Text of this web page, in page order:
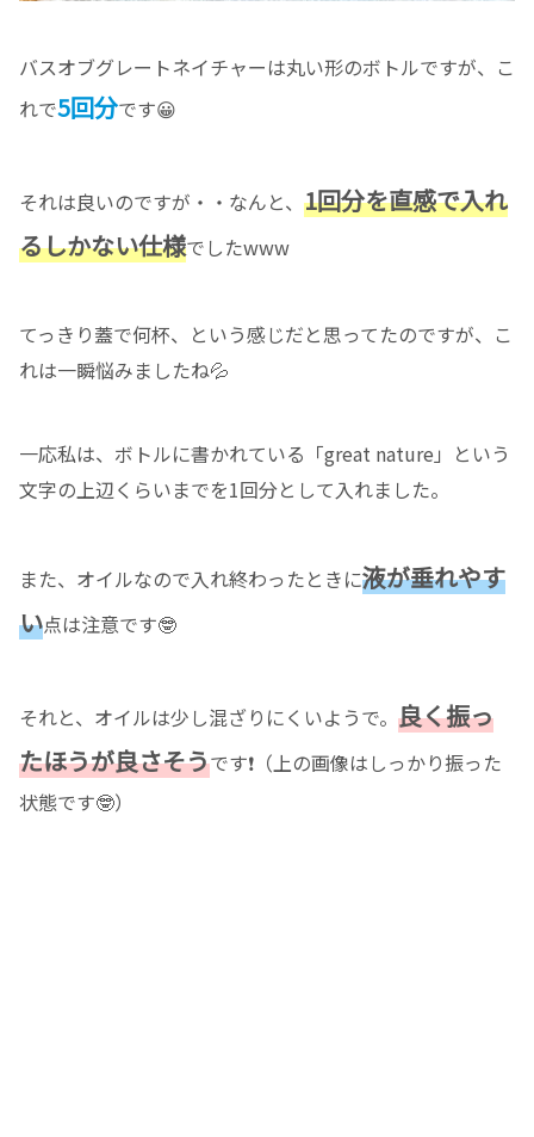
バスオブグレートネイチャーは丸い形のボトルですが、こ
れで5回分です😀
それは良いのですが・・なんと、 1回分を直感で入れ
るしかない仕様でしたwww
てっきり蓋で何杯、という感じだと思ってたのですが、こ
れは一瞬悩みましたね💦
一応私は、ボトルに書かれている「great nature」という
文字の上辺くらいまでを1回分として入れました。
また、オイルなので入れ終わったときに液が垂れやす
い点は注意です🤓
それと、オイルは少し混ざりにくいようで。 良く振っ
たほうが良さそうです❗️（上の画像はしっかり振った
状態です🤓）